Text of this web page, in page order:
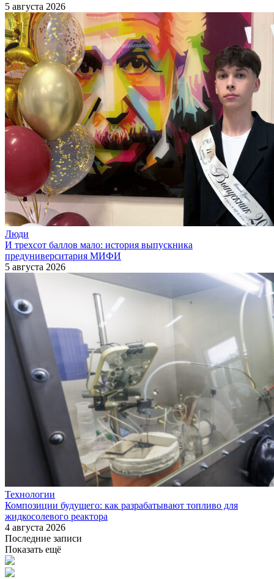
5 августа 2026
Люди
И трехсот баллов мало: история выпускника
предуниверситария МИФИ
5 августа 2026
Технологии
Композиции будущего: как разрабатывают топливо для
жидкосолевого реактора
4 августа 2026
Последние записи
Показать ещё